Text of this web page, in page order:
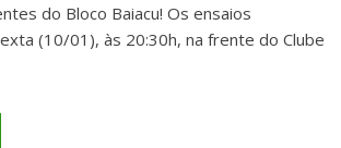
do Bloco Baiacu! Os ensaios
(10/01), às 20:30h, na frente do Clube